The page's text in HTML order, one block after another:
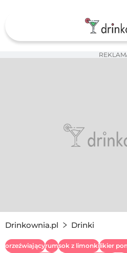
Drinkownia.pl Drinki
orzeźwiającyrumsok z limonkilikier